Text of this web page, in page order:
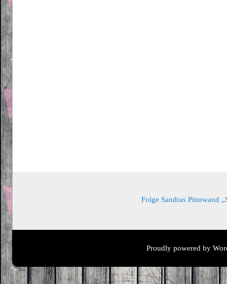
Folge Sandras Pinnwand
Proudly powered by